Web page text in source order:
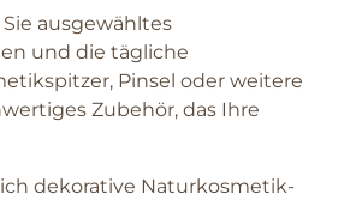
ausgewähltes
und die tägliche
Pinsel oder weitere
Zubehör, das Ihre
dekorative Naturkosmetik-